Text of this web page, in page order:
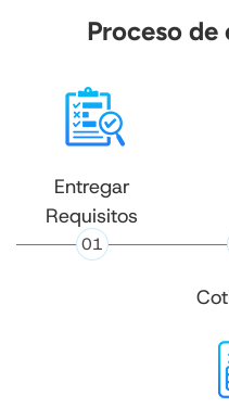
01
Entregar
Requisitos